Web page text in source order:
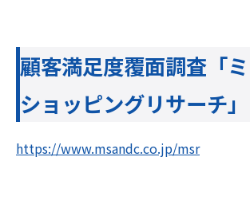
顧客満足度覆面調査「
ショッピングリサーチ」
https://www.msandc.co.jp/msr